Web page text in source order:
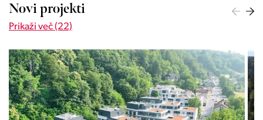
Novi projekti
Prikaži več (22)